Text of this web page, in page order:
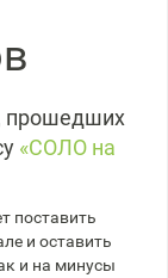
прошедших
«СОЛО на
поставить
и оставить
и на минусы